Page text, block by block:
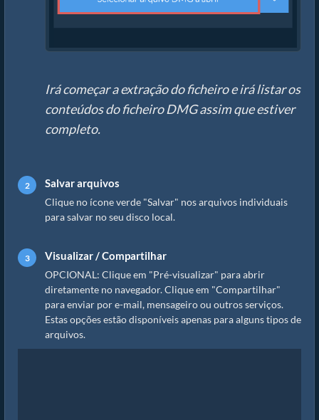
Irá começar a extração do ficheiro e irá listar os
conteúdos do ficheiro DMG assim que estiver
completo.
Salvar arquivos
Clique no ícone verde "Salvar" nos arquivos individuais
para salvar no seu disco local.
Visualizar / Compartilhar
OPCIONAL: Clique em "Pré-visualizar" para abrir
diretamente no navegador. Clique em "Compartilhar"
para enviar por e-mail, mensageiro ou outros serviços.
Estas opções estão disponíveis apenas para alguns tipos de
arquivos.